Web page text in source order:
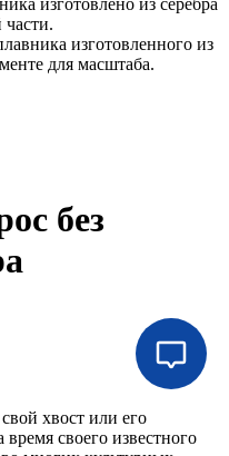
без
хвост или его
своего известного